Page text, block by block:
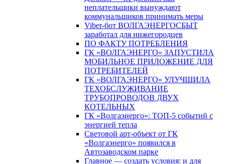
неплательщики вынуждают
коммунальщиков принимать меры
Viber-бот ВОЛГАЭНЕРГОСБЫТ
заработал для нижегородцев
ПО ФАКТУ ПОТРЕБЛЕНИЯ
ГК «ВОЛГАЭНЕРГО» ЗАПУСТИЛА
МОБИЛЬНОЕ ПРИЛОЖЕНИЕ ДЛЯ
ПОТРЕБИТЕЛЕЙ
ГК «ВОЛГАЭНЕРГО» УЛУЧШИЛА
ТЕХОБСЛУЖИВАНИЕ
ТРУБОПРОВОДОВ ДВУХ
КОТЕЛЬНЫХ
ГК «Волгаэнерго»: ТОП-5 событий с
энергией тепла
Световой арт-объект от ГК
«Волгаэнерго» появился в
Автозаводском парке
Главное — создать условия: и для